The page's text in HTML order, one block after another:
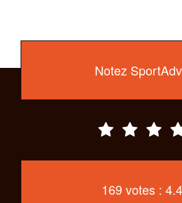
Notez
169 votes :